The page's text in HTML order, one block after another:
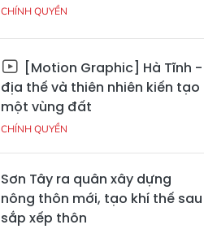
CHÍNH QUYỀN
[Motion Graphic] Hà Tĩnh -
địa thế và thiên nhiên kiến tạo
một vùng đất
CHÍNH QUYỀN
Sơn Tây ra quân xây dựng
nông thôn mới, tạo khí thế sau
sắp xếp thôn